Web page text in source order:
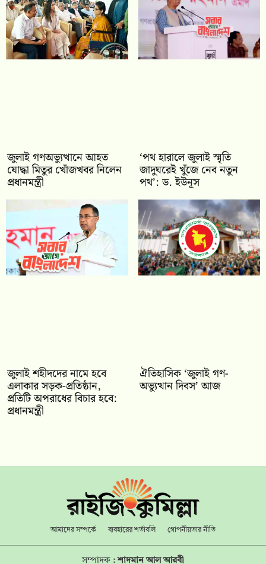
জুলাই গণঅভ্যুত্থানে আহত
যোদ্ধা মিতুর খোঁজখবর নিলেন
প্রধানমন্ত্রী
‘পথ হারালে জুলাই স্মৃতি
জাদুঘরেই খুঁজে নেব নতুন
পথ’: ড. ইউনূস
জুলাই শহীদদের নামে হবে
এলাকার সড়ক-প্রতিষ্ঠান,
প্রতিটি অপরাধের বিচার হবে:
প্রধানমন্ত্রী
ঐতিহাসিক ‘জুলাই গণ-
অভ্যুত্থান দিবস’ আজ
আমাদের সম্পর্কে ব্যবহারের শর্তাবলি গোপনীয়তার নীতি
সম্পাদক :শাদমান আল আরবী